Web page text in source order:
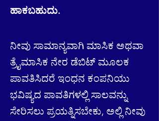
ಹಾಕಬಹುದು.
ನೀವು ಸಾಮಾನ್ಯವಾಗಿ ಮಾಸಿಕ ಅಥವಾ
ತ್ರೈಮಾಸಿಕ ನೇರ ಡೆಬಿಟ್ ಮೂಲಕ
ಪಾವತಿಸಿದರೆ ಇಂಧನ ಕಂಪನಿಯು
ಭವಿಷ್ಯದ ಪಾವತಿಗಳಲ್ಲಿ ಸಾಲವನ್ನು
ಸೇರಿಸಲು ಪ್ರಯತ್ನಿಸಬೇಕು, ಅಲ್ಲಿ ನೀವು